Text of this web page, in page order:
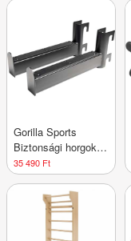
Gorilla Sports
Biztonsági horgok
szíjtárcsás
tornyokhoz
35 490 Ft